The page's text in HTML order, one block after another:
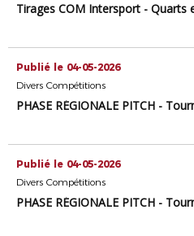
Tirages COM Intersport - Quarts
Publié le 04-05-2026
Divers Compétitions
PHASE RÉGIONALE PITCH -
Publié le 04-05-2026
Divers Compétitions
PHASE RÉGIONALE PITCH -